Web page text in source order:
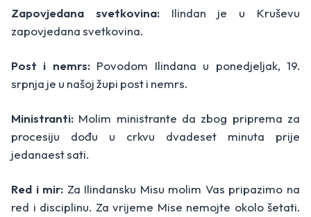
Zapovjedana svetkovina: Ilindan je u Kruševu
zapovjedana svetkovina.
Post i nemrs:Povodom Ilindana u ponedjeljak, 19.
srpnja je u našoj župi post i nemrs.
Ministranti: Molim ministrante da zbog priprema za
procesiju dođu u crkvu dvadeset minuta prije
jedanaest sati.
Red i mir: Za Ilindansku Misu molim Vas pripazimo na
red i disciplinu. Za vrijeme Mise nemojte okolo šetati.